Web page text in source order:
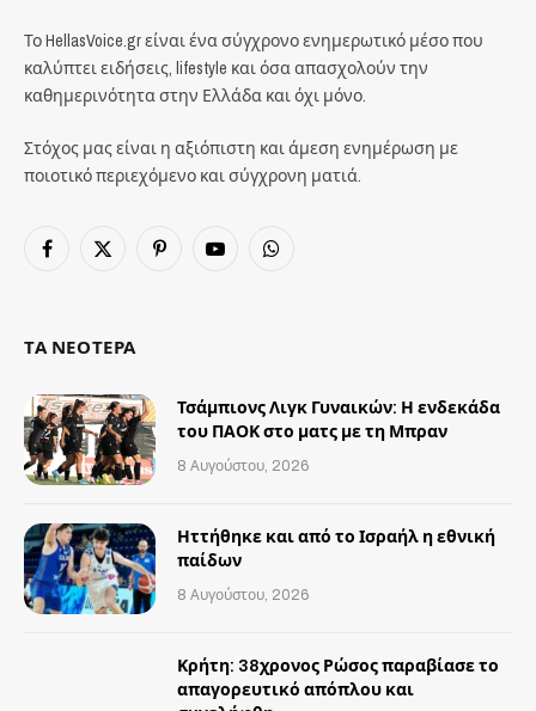
Το HellasVoice.gr είναι ένα σύγχρονο ενημερωτικό μέσο που
καλύπτει ειδήσεις, lifestyle και όσα απασχολούν την
καθημερινότητα στην Ελλάδα και όχι μόνο.
Στόχος μας είναι η αξιόπιστη και άμεση ενημέρωση με
ποιοτικό περιεχόμενο και σύγχρονη ματιά.
Facebook
X
PinterestYouTubeWhatsApp
ΤΑ ΝΕΟΤΕΡΑ
Τσάμπιονς Λιγκ Γυναικών: Η ενδεκάδα
του ΠΑΟΚ στο ματς με τη Μπραν
8 Αυγούστου, 2026
Ηττήθηκε και από το Ισραήλ η εθνική
παίδων
8 Αυγούστου, 2026
Κρήτη: 38χρονος Ρώσος παραβίασε το
απαγορευτικό απόπλου και